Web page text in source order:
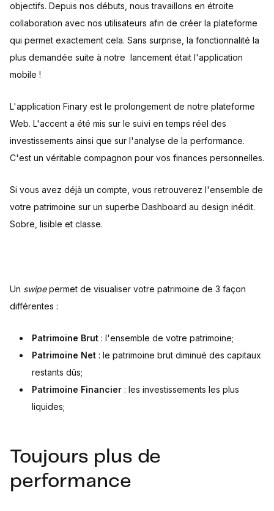
objectifs. Depuis nos débuts, nous travaillons en étroite
collaboration avec nos utilisateurs afin de créer la plateforme
qui permet exactement cela. Sans surprise, la fonctionnalité la
plus demandée suite à notre lancement était l'application
mobile !
L'application Finary est le prolongement de notre plateforme
Web. L'accent a été mis sur le suivi en temps réel des
investissements ainsi que sur l'analyse de la performance.
C'est un véritable compagnon pour vos finances personnelles.
Si vous avez déjà un compte, vous retrouverez l'ensemble de
votre patrimoine sur un superbe Dashboard au design inédit.
Sobre, lisible et classe.
Un swipepermet de visualiser votre patrimoine de 3 façon
différentes :
Patrimoine Brut : l'ensemble de votre patrimoine;
Patrimoine Net : le patrimoine brut diminué des capitaux
restants dûs;
Patrimoine Financier : les investissements les plus
liquides;
Toujours plus de
performance